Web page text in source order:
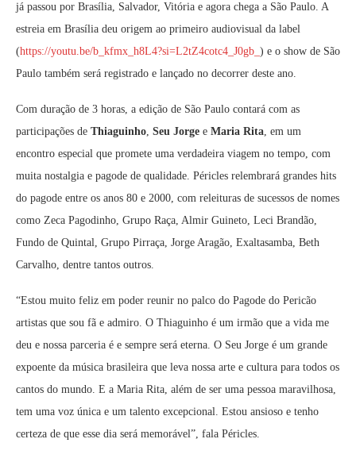
já passou por Brasília, Salvador, Vitória e agora chega a São Paulo. A
estreia em Brasília deu origem ao primeiro audiovisual da label
(https://youtu.be/b_kfmx_h8L4?si=L2tZ4cotc4_J0gb_ ) e o show de São
Paulo também será registrado e lançado no decorrer deste ano.
Com duração de 3 horas, a edição de São Paulo contará com as
participações de Thiaguinho, Seu Jorge e Maria Rita, em um
encontro especial que promete uma verdadeira viagem no tempo, com
muita nostalgia e pagode de qualidade. Péricles relembrará grandes hits
do pagode entre os anos 80 e 2000, com releituras de sucessos de nomes
como Zeca Pagodinho, Grupo Raça, Almir Guineto, Leci Brandão,
Fundo de Quintal, Grupo Pirraça, Jorge Aragão, Exaltasamba, Beth
Carvalho, dentre tantos outros.
“Estou muito feliz em poder reunir no palco do Pagode do Pericão
artistas que sou fã e admiro. O Thiaguinho é um irmão que a vida me
deu e nossa parceria é e sempre será eterna. O Seu Jorge é um grande
expoente da música brasileira que leva nossa arte e cultura para todos os
cantos do mundo. E a Maria Rita, além de ser uma pessoa maravilhosa,
tem uma voz única e um talento excepcional. Estou ansioso e tenho
certeza de que esse dia será memorável”, fala Péricles.